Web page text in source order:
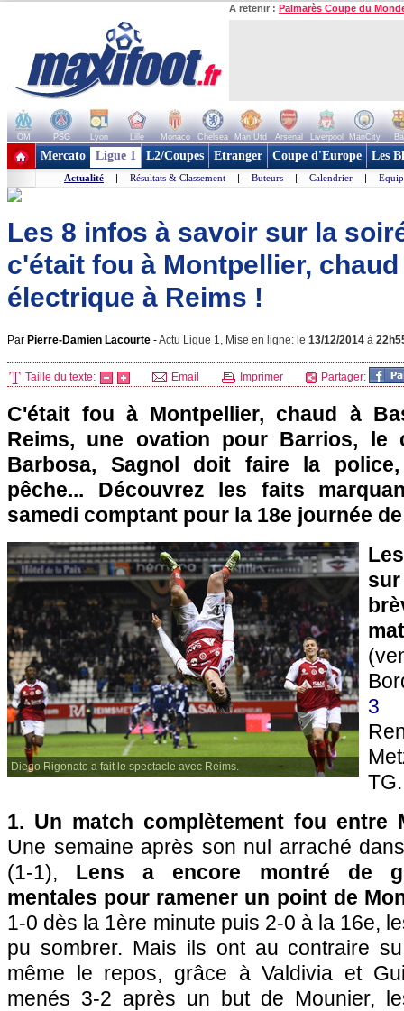
A retenir : Palmarès Coupe du
OM PSG Lyon Lille Monaco Chelsea Man Utd Arsenal Liverpool ManCity
+ de clubs
Mercato Ligue 1 L2/Coupes Etranger Coupe d'Europe Les
Actualité | Résultats & Classement | Buteurs | Calendrier |
Les 8 infos à savoir sur la
c'était fou à Montpellier,
électrique à Reims !
Par Pierre-Damien Lacourte -Actu Ligue 1, Mise en ligne: le 13/12/2014 à
Taille du texte: Email Imprimer Partager:
C'était fou à Montpellier, chaud à
Reims, une ovation pour Barrios, le
Barbosa, Sagnol doit faire la
pêche... Découvrez les faits
samedi comptant pour la 18e journée
Diego Rigonato a fait le spectacle avec Reims.
3
TG.
1. Un match complètement fou entre
Une semaine après son nul arraché
(1-1), Lens a encore montré de
mentales pour ramener un point de
1-0 dès la 1ère minute puis 2-0 à la 16e,
pu sombrer. Mais ils ont au contraire
même le repos, grâce à Valdivia et
menés 3-2 après un but de Mounier,